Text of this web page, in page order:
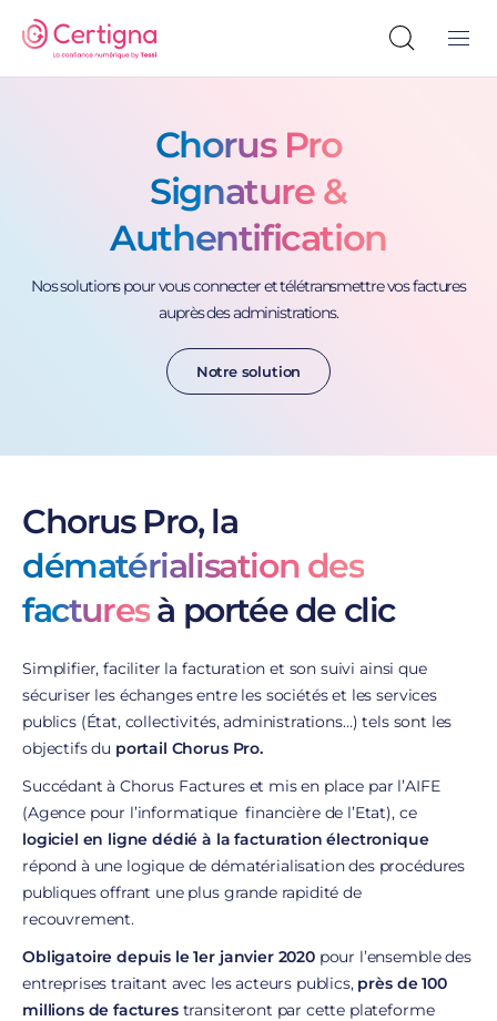
Chorus Pro
Signature &
Authentification
Nos solutions pour vous connecter et télétransmettre vos factures
auprès des administrations.
Notre solution
Chorus Pro, la
dématérialisation des
facturesà portée de clic
Simplifier, faciliter la facturation et son suivi ainsi que
sécuriser les échanges entre les sociétés et les services
publics (État, collectivités, administrations…) tels sont les
objectifs du portail Chorus Pro.
Succédant àChorus Factureset mis en place par l’AIFE
(Agence pour l’informatique financière de l’Etat), ce
logiciel en ligne dédié à la facturation électronique
répond à une logique de dématérialisation des procédures
publiques offrant une plus grande rapidité de
recouvrement.
Obligatoire depuis le 1er janvier 2020pour l’ensemble des
entreprises traitant avec les acteurs publics, près de 100
millions de facturestransiteront par cette plateforme